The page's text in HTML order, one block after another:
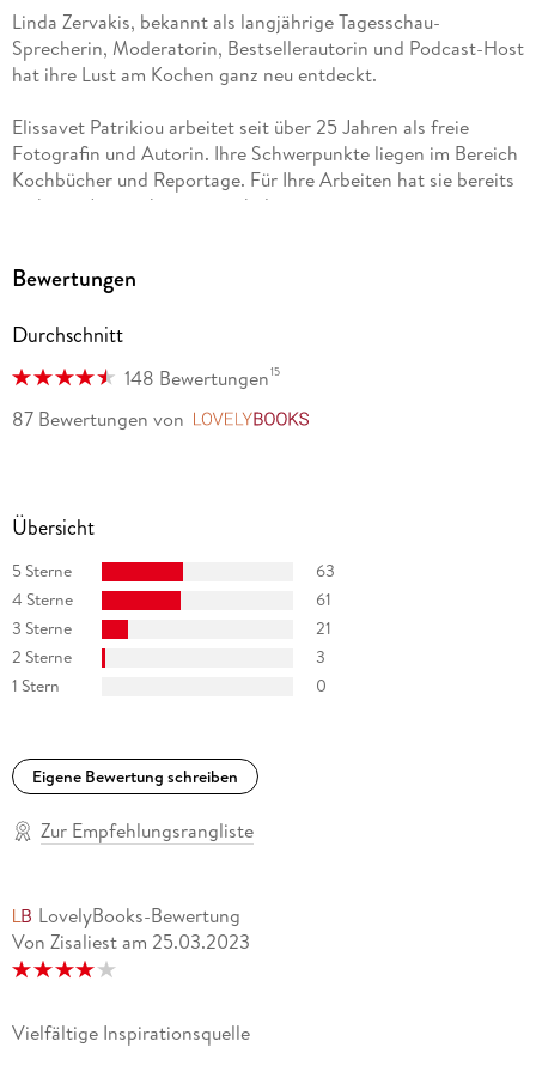
Linda Zervakis, bekannt als langjährige Tagesschau-
Sprecherin, Moderatorin, Bestsellerautorin und Podcast-Host
hat ihre Lust am Kochen ganz neu entdeckt.
Elissavet Patrikiou arbeitet seit über 25 Jahren als freie
Fotografin und Autorin. Ihre Schwerpunkte liegen im Bereich
Kochbücher und Reportage. Für Ihre Arbeiten hat sie bereits
mehrere Auszeichnungen erhalten.
Bewertungen
Durchschnitt
148 Bewertungen15
87 Bewertungen von
Übersicht
5 Sterne
63
4 Sterne
61
3 Sterne
21
2 Sterne
3
1 Stern
0
Eigene Bewertung schreiben
Zur Empfehlungsrangliste
LovelyBooks-Bewertung
Von Zisaliest am 25.03.2023
Vielfältige Inspirationsquelle